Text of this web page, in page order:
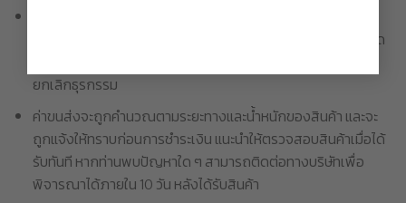
ป้องกันเท่านั้น รอยบุบหรือรอยขีดข่วนบนกล่องบรรจุภัณฑ์ที่เกิด
ยกเลิกธุรกรรม
ค่าขนส่งจะถูกคำนวณตามระยะทางและน้ำหนักของสินค้า และจะ
ถูกแจ้งให้ทราบก่อนการชำระเงิน แนะนำให้ตรวจสอบสินค้าเมื่อได้
รับทันที หากท่านพบปัญหาใด ๆ สามารถติดต่อทางบริษัทเพื่อ
พิจารณาได้ภายใน 10 วัน หลังได้รับสินค้า